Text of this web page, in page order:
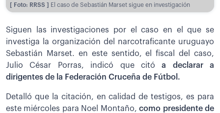
[ Foto: RRSS ] El caso de Sebastián Marset sigue en investigación
Siguen las investigaciones por el caso en el que se
investiga la organización del narcotraficante uruguayo
Sebastián Marset. en este sentido, el fiscal del caso,
Julio César Porras, indicó que citó a declarar a
dirigentes de la Federación Cruceña de Fútbol.
Detalló que la citación, en calidad de testigos, es para
este miércoles para Noel Montaño,como presidente de